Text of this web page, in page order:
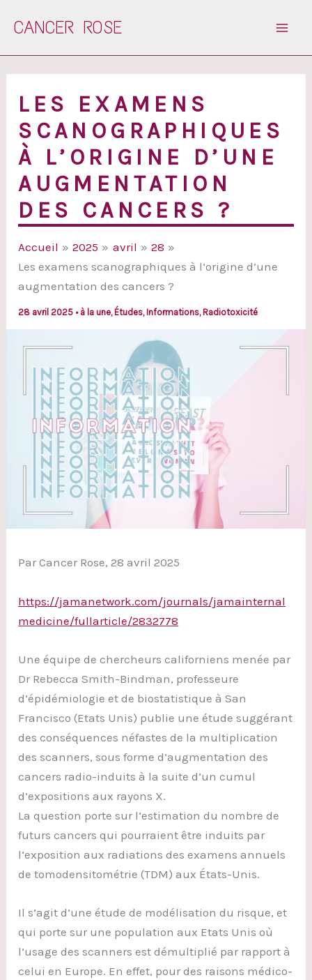
CANCER ROSE
LES EXAMENS
SCANOGRAPHIQUES
À L’ORIGINE D’UNE
AUGMENTATION
DES CANCERS ?
Accueil 2025 avril
28
Les examens scanographiques à l’origine d’une
augmentation des cancers ?
28 avril 2025 • à la une, Études, Informations, Radiotoxicité
Par Cancer Rose, 28 avril 2025
https://jamanetwork.com/journals/jamainternal
medicine/fullarticle/2832778
Une équipe de chercheurs californiens menée par
Dr Rebecca Smith-Bindman, professeure
d’épidémiologie et de biostatistique à San
Francisco (Etats Unis) publie une étude suggérant
des conséquences néfastes de la multiplication
des scanners, sous forme d’augmentation des
cancers radio-induits à la suite d’un cumul
d’expositions aux rayons X.
La question porte sur l’estimation du nombre de
futurs cancers qui pourraient être induits par
l’exposition aux radiations des examens annuels
de tomodensitométrie (TDM) aux États-Unis.
Il s’agit d’une étude de modélisation du risque, et
qui porte sur une population aux Etats Unis où
l’usage des scanners est démultiplié par rapport à
celui en Europe. En effet, pour des raisons médico-